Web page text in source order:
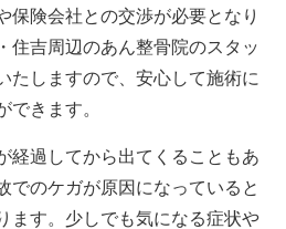
保険会社との交渉が必要となり
住吉周辺のあん整骨院のスタッ
たしますので、安心して施術に
できます。
経過してから出てくることもあ
でのケガが原因になっていると
ます。少しでも気になる症状や